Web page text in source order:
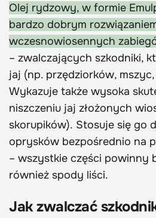
Olej rydzowy, w formie
bardzo dobrym
wczesnowiosennych
– zwalczających szkodniki,
jaj (np. przędziorków,
Wykazuje także wysoka
niszczeniu jaj złożonych
skorupików). Stosuje się go
oprysków bezpośrednio na
– wszystkie części powinny
również spody liści.
Jak zwalczać